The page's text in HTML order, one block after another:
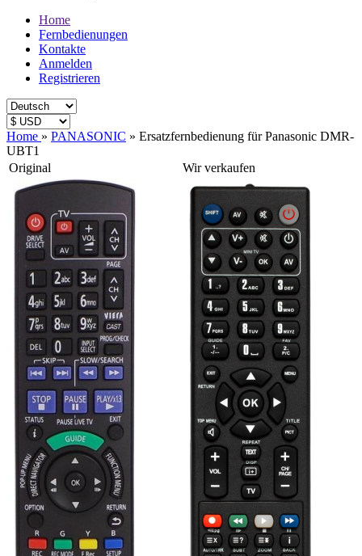
Home
Fernbedienungen
Kontakte
Anmelden
Registrieren
Home » PANASONIC » Ersatzfernbedienung für Panasonic DMR-
UBT1
Original
Wir verkaufen